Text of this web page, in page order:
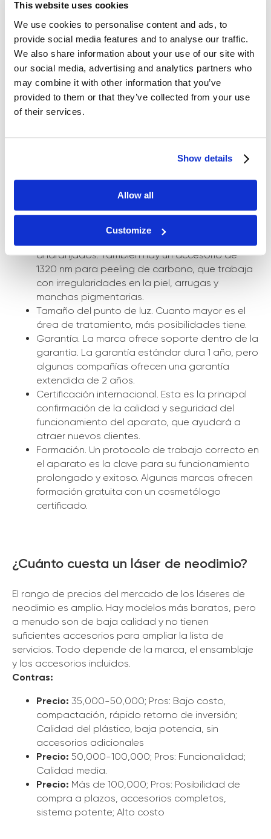
This website uses cookies
We use cookies to personalise content and ads, to
provide social media features and to analyse our traffic.
We also share information about your use of our site with
our social media, advertising and analytics partners who
may combine it with other information that you’ve
provided to them or that they’ve collected from your use
of their services.
Show details
Allow all
Customize
prolongado y exitoso. Algunas marcas ofrecen
certificado.
¿Cuánto cuesta un láser de neodimio?
tonos de pigmento, necesita accesorios con
diferentes longitudes de onda: 1064 nm trabaja
con pigmentos negros y azules, 532 nm trabaja
anaranjados. También hay un accesorio de
1320 nm para peeling de carbono, que trabaja
con irregularidades en la piel, arrugas y
manchas pigmentarias.
Tamaño del punto de luz. Cuanto mayor es el
área de tratamiento, más posibilidades tiene.
Garantía. La marca ofrece soporte dentro de la
garantía. La garantía estándar dura 1 año, pero
algunas compañías ofrecen una garantía
extendida de 2 años.
Certificación internacional. Esta es la principal
confirmación de la calidad y seguridad del
funcionamiento del aparato, que ayudará a
atraer nuevos clientes.
Formación. Un protocolo de trabajo correcto en
el aparato es la clave para su funcionamiento
prolongado y exitoso. Algunas marcas ofrecen
formación gratuita con un cosmetólogo
certificado.
¿Cuánto cuesta un láser de neodimio?
El rango de precios del mercado de los láseres de
neodimio es amplio. Hay modelos más baratos, pero
a menudo son de baja calidad y no tienen
suficientes accesorios para ampliar la lista de
servicios. Todo depende de la marca, el ensamblaje
y los accesorios incluidos.
Contras:
Precio: 35,000-50,000; Pros: Bajo costo,
compactación, rápido retorno de inversión;
Calidad del plástico, baja potencia, sin
accesorios adicionales
Precio: 50,000-100,000; Pros: Funcionalidad;
Calidad media.
Precio: Más de 100,000; Pros: Posibilidad de
compra a plazos, accesorios completos,
sistema potente; Alto costo